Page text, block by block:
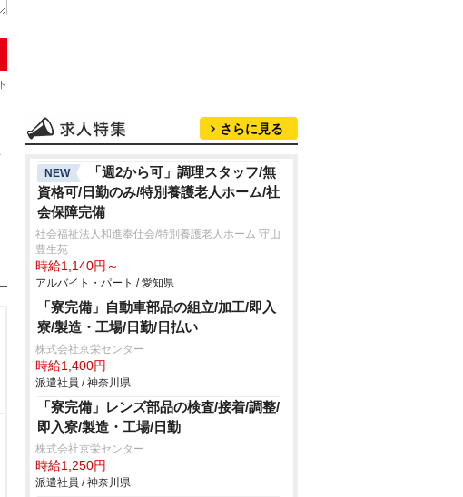
さらに見る
NEW
「週2から可」調理スタッフ/無
資格可/日勤のみ/特別養護老人ホーム/社
会保障完備
社会福祉法人和進奉仕会/特別養護老人ホーム 守山
豊生苑
時給1,140円～
アルバイト・パート / 愛知県
「寮完備」自動車部品の組立/加工/即入
寮/製造・工場/日勤/日払い
株式会社京栄センター
時給1,400円
派遣社員 / 神奈川県
「寮完備」レンズ部品の検査/接着/調整/
即入寮/製造・工場/日勤
株式会社京栄センター
時給1,250円
派遣社員 / 神奈川県